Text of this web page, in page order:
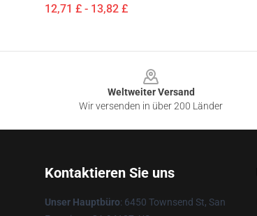
12,71 £ - 13,82 £
Weltweiter Versand
Wir versenden in über 200 Länder
Kontaktieren Sie uns
Unser Hauptbüro: 6450 Townsend St, San